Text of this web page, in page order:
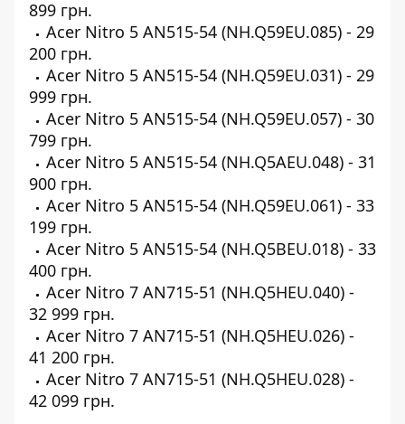
899 грн.
Acer Nitro 5 AN515-54 (NH.Q59EU.085) - 29
200 грн.
Acer Nitro 5 AN515-54 (NH.Q59EU.031) - 29
999 грн.
Acer Nitro 5 AN515-54 (NH.Q59EU.057) - 30
799 грн.
Acer Nitro 5 AN515-54 (NH.Q5AEU.048) - 31
900 грн.
Acer Nitro 5 AN515-54 (NH.Q59EU.061) - 33
199 грн.
Acer Nitro 5 AN515-54 (NH.Q5BEU.018) - 33
400 грн.
Acer Nitro 7 AN715-51 (NH.Q5HEU.040) -
32 999 грн.
Acer Nitro 7 AN715-51 (NH.Q5HEU.026) -
41 200 грн.
Acer Nitro 7 AN715-51 (NH.Q5HEU.028) -
42 099 грн.